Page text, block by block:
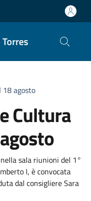
18 agosto
Cultura
sala riunioni del 1°
I, è convocata
dal consigliere Sara